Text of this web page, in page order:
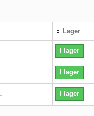
Lager
I lager
I lager
I lager